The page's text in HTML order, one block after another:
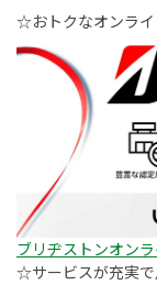
☆おトクなオンラ
ブリヂストンオン
☆サービスが充実